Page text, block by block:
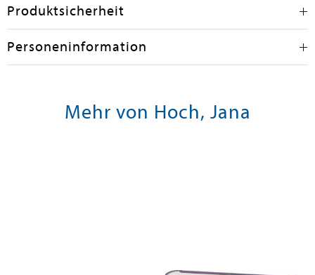
Produktsicherheit
Personeninformation
Mehr von Hoch, Jana